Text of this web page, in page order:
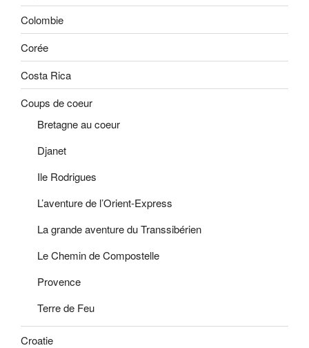
Colombie
Corée
Costa Rica
Coups de coeur
Bretagne au coeur
Djanet
Ile Rodrigues
L’aventure de l’Orient-Express
La grande aventure du Transsibérien
Le Chemin de Compostelle
Provence
Terre de Feu
Croatie